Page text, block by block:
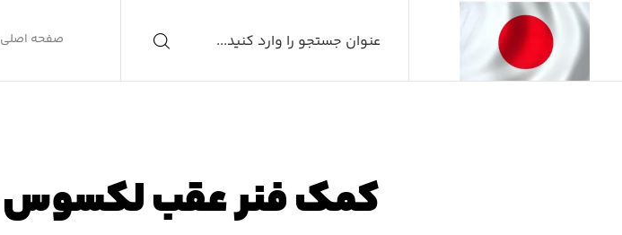
صفحه اصلی
کمک فنر عقب لکسوس ct۲۰۰ ( سی تی ۲۰۰ )